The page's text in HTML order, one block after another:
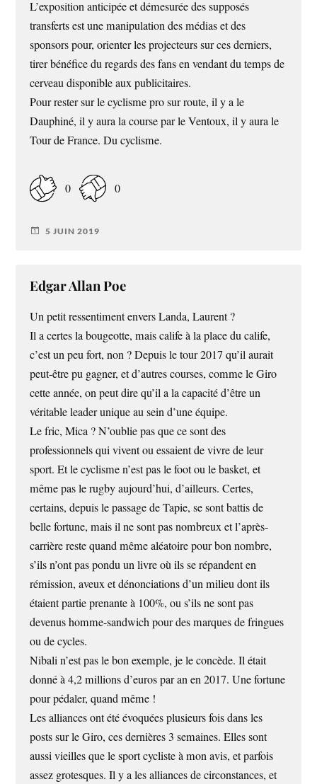
L’exposition anticipée et démesurée des supposés
transferts est une manipulation des médias et des
sponsors pour, orienter les projecteurs sur ces derniers,
tirer bénéfice du regards des fans en vendant du temps de
cerveau disponible aux publicitaires.
Pour rester sur le cyclisme pro sur route, il y a le
Dauphiné, il y aura la course par le Ventoux, il y aura le
Tour de France. Du cyclisme.
0 0
5 JUIN 2019
Edgar Allan Poe
Un petit ressentiment envers Landa, Laurent ?
Il a certes la bougeotte, mais calife à la place du calife,
c’est un peu fort, non ? Depuis le tour 2017 qu’il aurait
peut-être pu gagner, et d’autres courses, comme le Giro
cette année, on peut dire qu’il a la capacité d’être un
véritable leader unique au sein d’une équipe.
Le fric, Mica ? N’oublie pas que ce sont des
professionnels qui vivent ou essaient de vivre de leur
sport. Et le cyclisme n’est pas le foot ou le basket, et
même pas le rugby aujourd’hui, d’ailleurs. Certes,
certains, depuis le passage de Tapie, se sont battis de
belle fortune, mais il ne sont pas nombreux et l’après-
carrière reste quand même aléatoire pour bon nombre,
s’ils n’ont pas pondu un livre où ils se répandent en
rémission, aveux et dénonciations d’un milieu dont ils
étaient partie prenante à 100%, ou s’ils ne sont pas
devenus homme-sandwich pour des marques de fringues
ou de cycles.
Nibali n’est pas le bon exemple, je le concède. Il était
donné à 4,2 millions d’euros par an en 2017. Une fortune
pour pédaler, quand même !
Les alliances ont été évoquées plusieurs fois dans les
posts sur le Giro, ces dernières 3 semaines. Elles sont
aussi vieilles que le sport cycliste à mon avis, et parfois
assez grotesques. Il y a les alliances de circonstances, et